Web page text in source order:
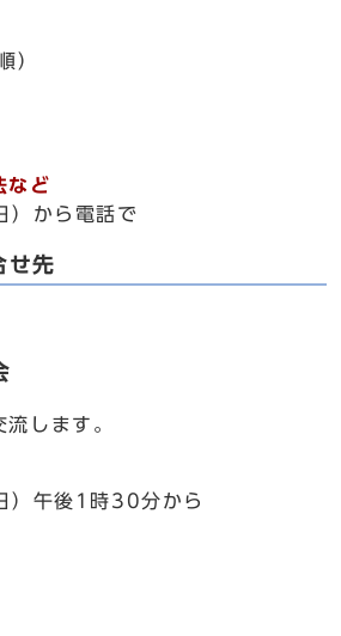
）
など
から電話で
せ先
します。
午後1時30分から